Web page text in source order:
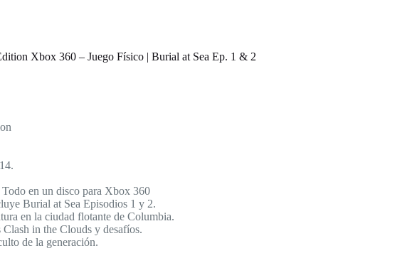
Xbox 360 – Juego Físico | Burial at Sea Ep. 1 & 2
en un disco para Xbox 360
Burial at Sea Episodios 1 y 2.
en la ciudad flotante de Columbia.
in the Clouds y desafíos.
de la generación.